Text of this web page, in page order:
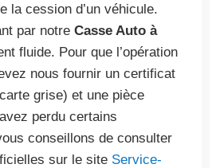
la cession d’un véhicule.
par notre Casse Auto à
fluide. Pour que l’opération
nous fournir un certificat
grise) et une pièce
perdu certains
conseillons de consulter
sur le site Service-